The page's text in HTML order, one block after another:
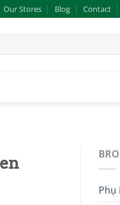
Our Stores Blog Contact
Phụ